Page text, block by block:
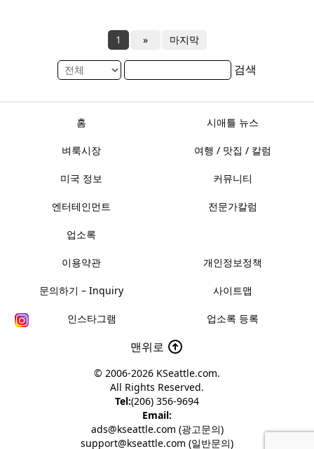
1 » 마지막
검색
홈 시애틀 뉴스
벼룩시장 여행 / 맛집 / 칼럼
미국 정보 커뮤니티
엔터테인먼트 전문가칼럼
업소록
이용약관 개인정보정책
문의하기 – Inquiry 사이트맵
인스타그램 업소록 등록
맨위로
© 2006-2026 KSeattle.com.
All Rights Reserved.
Tel:(206) 356-9694
Email:
ads@kseattle.com (광고문의)
support@kseattle.com (일반문의)